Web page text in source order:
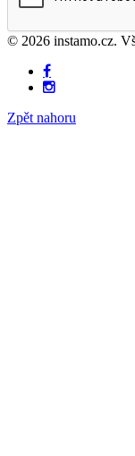
© 2026 instamo.cz.
Zpět nahoru